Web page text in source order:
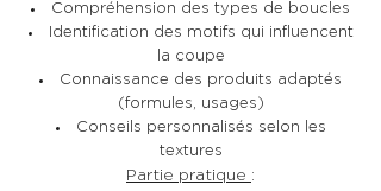
Compréhension des types de boucles
Identification des motifs qui influencent
la coupe
Connaissance des produits adaptés
(formules, usages)
Conseils personnalisés selon les
textures
Partie pratique :